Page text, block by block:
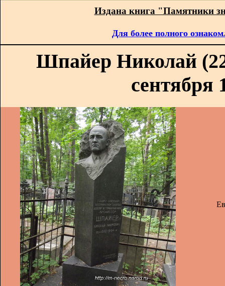
Издана книга "Памятники
Для более полного
Шпайер Николай
сентября